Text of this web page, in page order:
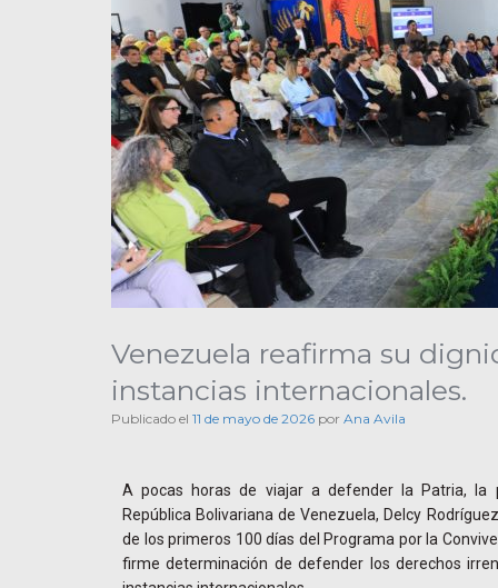
Venezuela reafirma su
instancias internacionales.
Publicado el 11 de mayo de 2026 por Ana Avila
A pocas horas de viajar a defender la Patria, la
República Bolivariana de Venezuela, Delcy
de los primeros 100 días del Programa por la
firme determinación de defender los derechos